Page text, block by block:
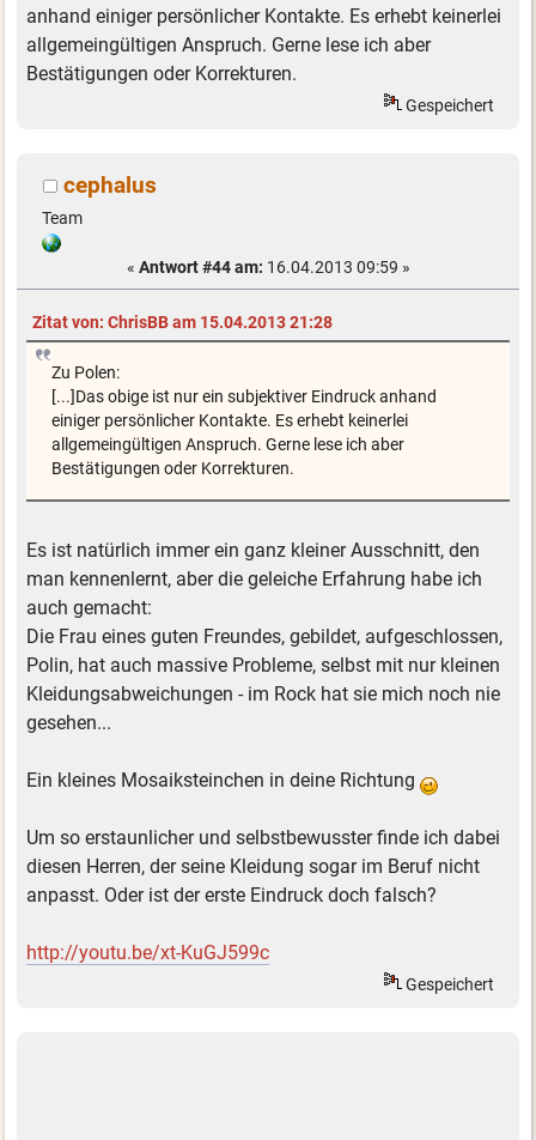
anhand einiger persönlicher Kontakte. Es erhebt keinerlei
allgemeingültigen Anspruch. Gerne lese ich aber
Bestätigungen oder Korrekturen.
Gespeichert
cephalus
Team
« Antwort #44 am: 16.04.2013 09:59 »
Zitat von: ChrisBB am 15.04.2013 21:28
Zu Polen:
[...]Das obige ist nur ein subjektiver Eindruck anhand
einiger persönlicher Kontakte. Es erhebt keinerlei
allgemeingültigen Anspruch. Gerne lese ich aber
Bestätigungen oder Korrekturen.
Es ist natürlich immer ein ganz kleiner Ausschnitt, den
man kennenlernt, aber die geleiche Erfahrung habe ich
auch gemacht:
Die Frau eines guten Freundes, gebildet, aufgeschlossen,
Polin, hat auch massive Probleme, selbst mit nur kleinen
Kleidungsabweichungen - im Rock hat sie mich noch nie
gesehen...
Ein kleines Mosaiksteinchen in deine Richtung
Um so erstaunlicher und selbstbewusster finde ich dabei
diesen Herren, der seine Kleidung sogar im Beruf nicht
anpasst. Oder ist der erste Eindruck doch falsch?
http://youtu.be/xt-KuGJ599c
Gespeichert